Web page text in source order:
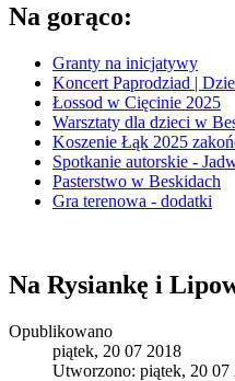
Na gorąco:
Granty na inicjatywy
Koncert Paprodziad |
Łossod w Cięcinie 2025
Warsztaty dla dzieci w
Koszenie Łąk 2025
Spotkanie autorskie -
Pasterstwo w Beskidach
Gra terenowa - dodatki
Na Rysiankę i
Opublikowano
piątek, 20 07 2018
Utworzono: piątek, 20 07